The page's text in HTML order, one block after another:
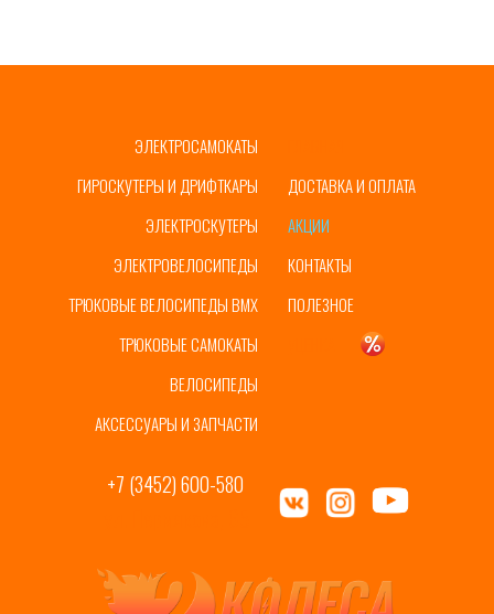
ЭЛЕКТРОСАМОКАТЫ
ГИРОСКУТЕРЫ И ДРИФТКАРЫ
ЭЛЕКТРОСКУТЕРЫ
ЭЛЕКТРОВЕЛОСИПЕДЫ
ТРЮКОВЫЕ ВЕЛОСИПЕДЫ BMX
АКСЕССУАРЫ И ЗАПЧАСТИ
ДОСТАВКА И ОПЛАТА
АКЦИИ
КОНТАКТЫ
+7 (3452) 600-580
ПОЛЕЗНОЕ
ТРЮКОВЫЕ САМОКАТЫ
ВЕЛОСИПЕДЫ